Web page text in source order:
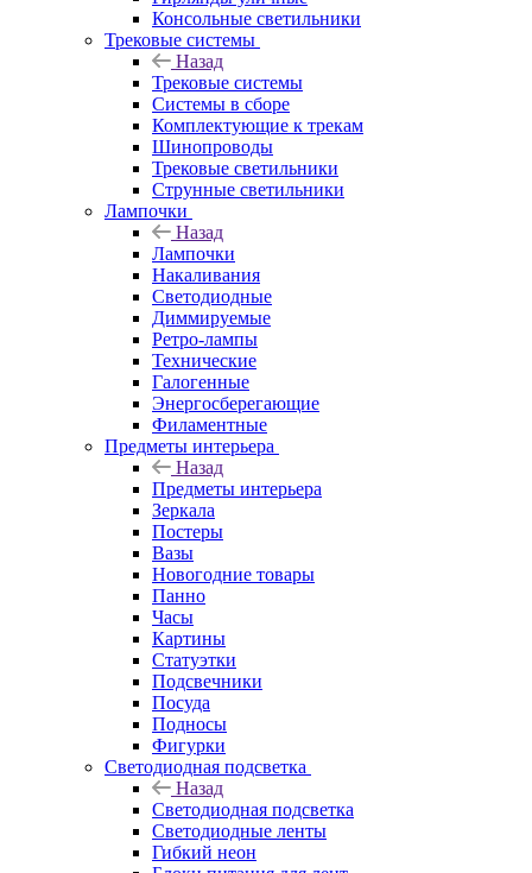
Консольные светильники
Трековые системы
Назад
Трековые системы
Системы в сборе
Комплектующие к трекам
Шинопроводы
Трековые светильники
Струнные светильники
Лампочки
Назад
Лампочки
Накаливания
Светодиодные
Диммируемые
Ретро-лампы
Технические
Галогенные
Энергосберегающие
Филаментные
Предметы интерьера
Назад
Предметы интерьера
Зеркала
Постеры
Вазы
Новогодние товары
Панно
Часы
Картины
Статуэтки
Подсвечники
Посуда
Подносы
Фигурки
Светодиодная подсветка
Назад
Светодиодная подсветка
Светодиодные ленты
Гибкий неон